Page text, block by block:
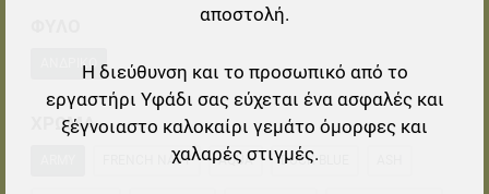
ΑΝΔΡΙΚΌ
ΧΡΩΜΑ
FRENCH NAVY AQUA DUCK BLUE
αποστολή.
Η διεύθυνση και το προσωπικό από το
εργαστήρι Υφάδι σας εύχεται ένα ασφαλές και
ξέγνοιαστο καλοκαίρι γεμάτο όμορφες και
χαλαρές στιγμές.